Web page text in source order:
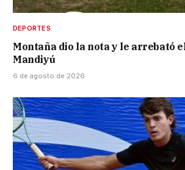
DEPORTES
Montaña dio la nota y le arrebató
Mandiyú
6 de agosto de 2026